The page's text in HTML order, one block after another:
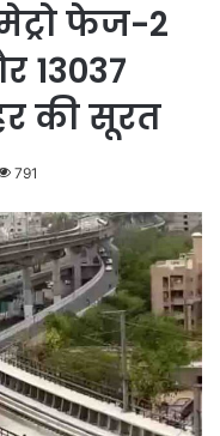
फेज-2
13037
की सूरत
791